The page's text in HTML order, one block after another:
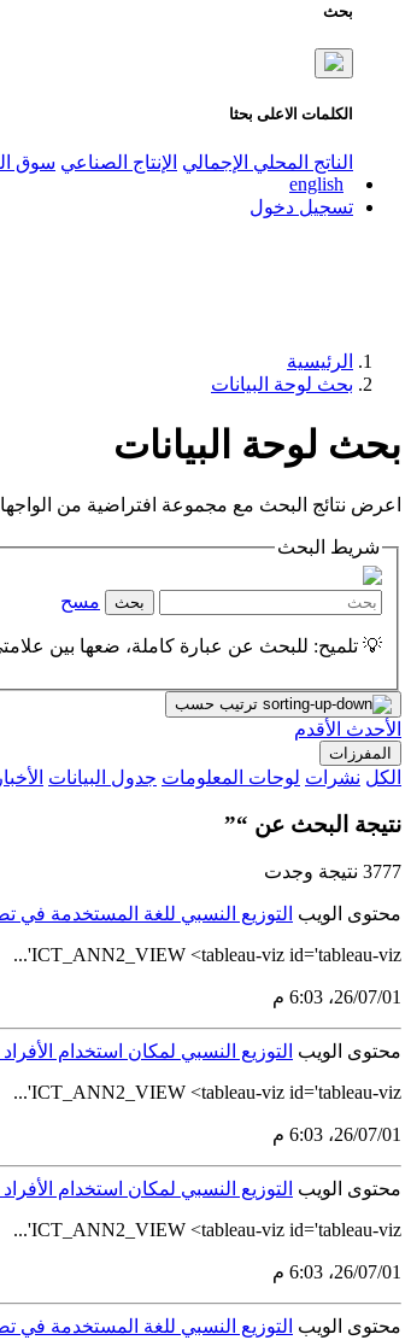
بحث
الكلمات الاعلى بحثا
الناتج المحلي الإجمالي الإنتاج الصناعي سوق
english
تسجيل دخول
الرئيسية
بحث لوحة البيانات
بحث لوحة البيانات
اعرض نتائج البحث مع مجموعة افتراضية من
شريط البحث
بحث مسح
💡 تلميح: للبحث عن عبارة كاملة، ضعها بين
ترتيب حسب
الأحدث الأقدم
المفرزات
الكل نشرات لوحات المعلومات جدول البيانات الأخبار
نتيجة البحث عن “”
3777 نتيجة وجدت
محتوى الويب التوزيع النسبي للغة المستخدمة في تصفح الانترنت (خلال 3 أشهر الأخيرة) حسب الجنسية
ICT_ANN2_VIEW <tableau-viz id='tableau-viz'...
01‏/07‏/26، 6:03 م
محتوى الويب التوزيع النسبي لمكان استخدام الأفراد للإنترنت (خلال 3 أشهر الأخيرة) حسب الحالة الاجتماعية على
ICT_ANN2_VIEW <tableau-viz id='tableau-viz'...
01‏/07‏/26، 6:03 م
محتوى الويب التوزيع النسبي لمكان استخدام الأفراد للإنترنت (خلال 3 أشهر الأخيرة) حسب المناطق
ICT_ANN2_VIEW <tableau-viz id='tableau-viz'...
01‏/07‏/26، 6:03 م
محتوى الويب التوزيع النسبي للغة المستخدمة في تصفح الانترنت (خلال 3 أشهر الأخيرة) حسب الجنس على